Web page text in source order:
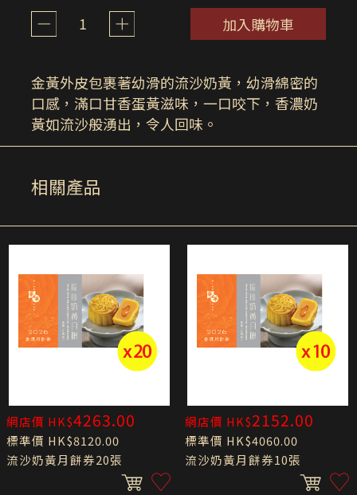
1
加入購物車
金黃外皮包裹著幼滑的流沙奶黃，幼滑綿密的
口感，滿口甘香蛋黃滋味，一口咬下，香濃奶
黃如流沙般湧出，令人回味。
相關產品
網店價 HK$4263.00
標準價 HK$8120.00
流沙奶黃月餅券20張
網店價 HK$2152.00
標準價 HK$4060.00
流沙奶黃月餅券10張